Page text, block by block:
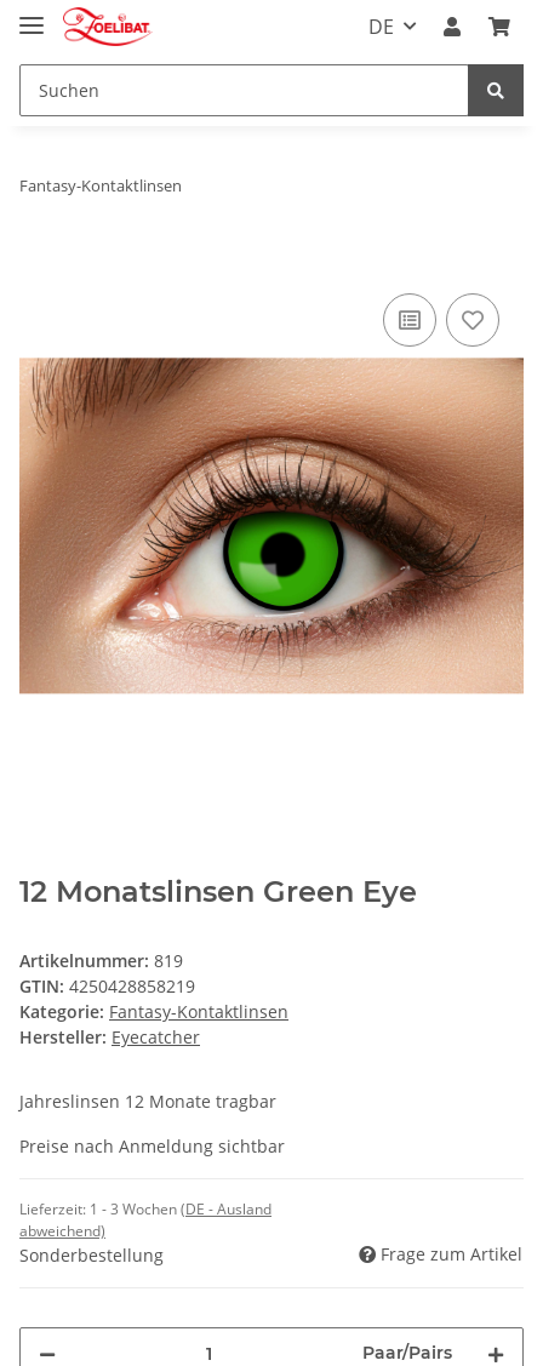
DE
Fantasy-Kontaktlinsen
12 Monatslinsen Green Eye
Artikelnummer: 819
GTIN: 4250428858219
Kategorie: Fantasy-Kontaktlinsen
Hersteller: Eyecatcher
Jahreslinsen 12 Monate tragbar
Preise nach Anmeldung sichtbar
Lieferzeit: 1 - 3 Wochen(DE - Ausland
abweichend)
Sonderbestellung Frage zum Artikel
Paar/Pairs